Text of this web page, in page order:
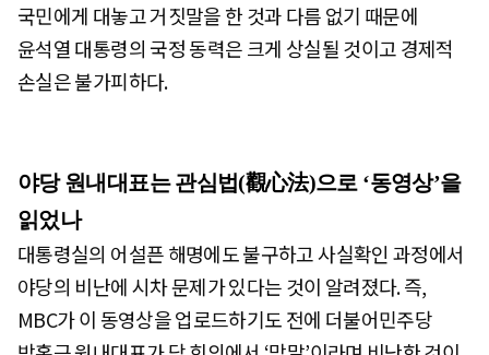
국민에게 대놓고 거짓말을 한 것과 다름 없기 때문에
윤석열 대통령의 국정 동력은 크게 상실될 것이고 경제적
손실은 불가피하다.
야당 원내대표는 관심법(觀心法)으로 ‘동영상’을
읽었나
대통령실의 어설픈 해명에도 불구하고 사실확인 과정에서
야당의 비난에 시차 문제가 있다는 것이 알려졌다. 즉,
MBC가 이 동영상을 업로드하기도 전에 더불어민주당